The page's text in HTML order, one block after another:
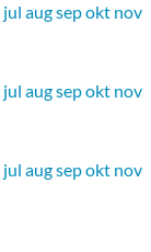
jul augsepokt nov
jul augsepokt nov
jul augsepokt nov